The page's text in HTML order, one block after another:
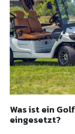
Was ist ein
eingesetzt?